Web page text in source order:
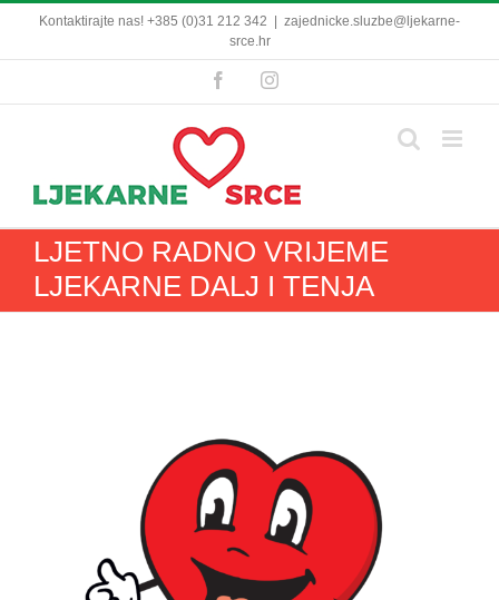
content
Kontaktirajte nas! +385 (0)31 212 342
zajednicke.sluzbe@ljekarne-
srce.hr
FacebookInstagram
LJETNO RADNO VRIJEME
LJEKARNE DALJ I TENJA